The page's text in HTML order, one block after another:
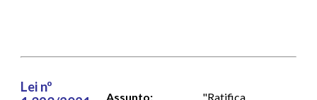
Lei nº
Assunto: "Ratifica